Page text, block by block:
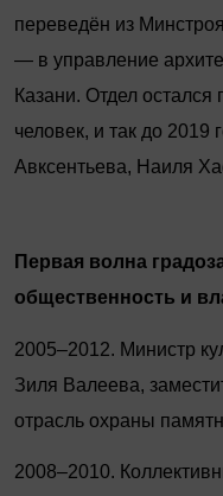
переведён из
— в управление
Казани. Отдел
человек, и так до 2019
Авксентьева, Наиля
Первая волна
общественность и
2005–2012. Министр
Зиля Валеева,
отрасль охраны
2008–2010.